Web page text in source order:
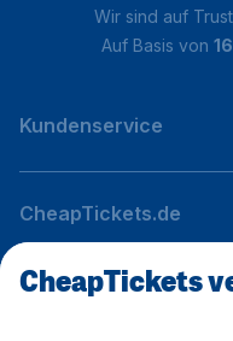
Wir sind auf
Auf Basis von
Kundenservice
CheapTickets.de
Internationale
CheapTickets